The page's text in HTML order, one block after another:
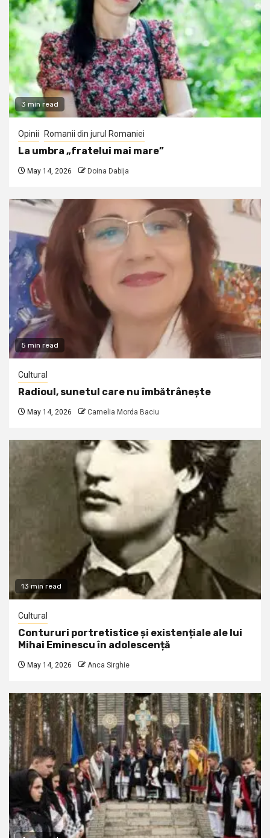
3 min read
Opinii Romanii din jurul Romaniei
La umbra „fratelui mai mare”
May 14, 2026 Doina Dabija
5 min read
Cultural
Radioul, sunetul care nu îmbătrânește
May 14, 2026 Camelia Morda Baciu
13 min read
Cultural
Contururi portretistice și existențiale ale lui
Mihai Eminescu în adolescență
May 14, 2026 Anca Sirghie